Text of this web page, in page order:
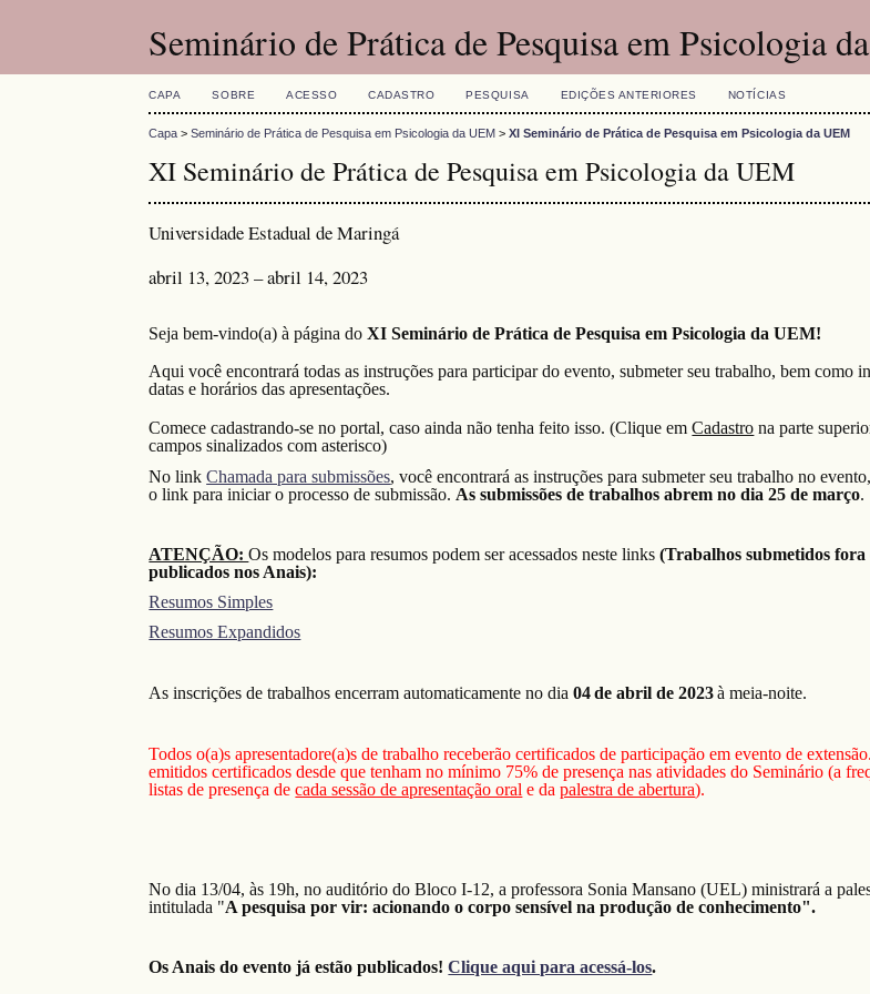
Seminário de Prática de Pesquisa em Psicologia
CAPA SOBRE ACESSO CADASTRO PESQUISA EDIÇÕES ANTERIORES NOTÍCIAS
Capa >Seminário de Prática de Pesquisa em Psicologia da UEM >XI Seminário de Prática de Pesquisa em Psicologia da UEM
XI Seminário de Prática de Pesquisa em Psicologia da UEM
Universidade Estadual de Maringá
abril 13, 2023 – abril 14, 2023
Seja bem-vindo(a) à página doXI Seminário de Prática de Pesquisa em Psicologia da UEM!
Aqui você encontrará todas as instruções para participar do evento, submeter seu trabalho, bem como
datas e horários das apresentações.
Comece cadastrando-se no portal, caso ainda não tenha feito isso. (Clique emCadastro na parte
campos sinalizados com asterisco)
No linkChamada para submissões, você encontrará as instruções para submeter seu trabalho no
o link para iniciar o processo de submissão. As submissões de trabalhos abrem no dia 25 de março.
ATENÇÃO:Os modelos para resumos podem ser acessados neste links(Trabalhos submetidos fora
publicados nos Anais):
Resumos Simples
Resumos Expandidos
As inscriçõesde trabalhosencerram automaticamente no dia04de abril de 2023à meia-noite.
Todos o(a)s apresentadore(a)s de trabalho receberão certificados de participação em evento de
emitidos certificados desde que tenham no mínimo 75% de presença nas atividades do Seminário (a
listas de presença decada sessão de apresentação oral e dapalestra de abertura).
No dia 13/04, às 19h, no auditório do Bloco I-12, a professora Sonia Mansano (UEL) ministrará a
intitulada "A pesquisa por vir: acionando o corpo sensível na produção de conhecimento".
Os Anais do evento já estão publicados!Clique aqui para acessá-los.